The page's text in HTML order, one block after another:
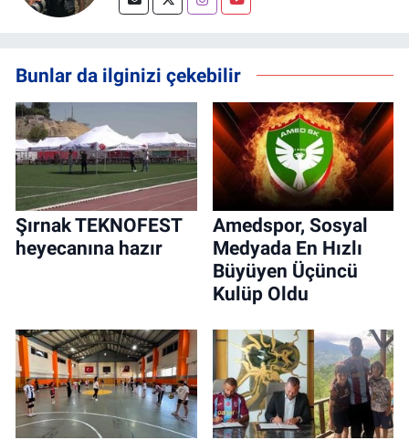
Bunlar da ilginizi çekebilir
Şırnak TEKNOFEST
heyecanına hazır
Amedspor, Sosyal
Medyada En Hızlı
Büyüyen Üçüncü
Kulüp Oldu